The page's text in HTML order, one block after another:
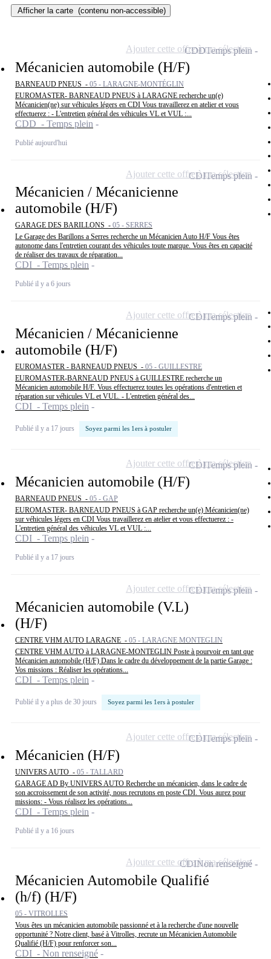
Afficher la carte (contenu non-accessible)
Mécanicien automobile (H/F)
BARNEAUD PNEUS - 05 - LARAGNE-MONTÉGLIN
EUROMASTER- BARNEAUD PNEUS à LARAGNE recherche un(e)
Mécanicien(ne) sur véhicules légers en CDI Vous travaillerez en atelier et vous
effectuerez : - L'entretien général des véhicules VL et VUL :...
CDD - Temps plein
Publié aujourd'hui
CDDTemps plein
Ajouter cette offre à ma sélection
Mécanicien / Mécanicienne
automobile (H/F)
GARAGE DES BARILLONS - 05 - SERRES
Le Garage des Barillons a Serres recherche un Mécanicien Auto H/F Vous êtes
autonome dans l'entretien courant des véhicules toute marque. Vous êtes en capacité
de réaliser des travaux de réparation...
CDI - Temps plein
Publié il y a 6 jours
CDITemps plein
Ajouter cette offre à ma sélection
Mécanicien / Mécanicienne
automobile (H/F)
EUROMASTER - BARNEAUD PNEUS - 05 - GUILLESTRE
EUROMASTER-BARNEAUD PNEUS à GUILLESTRE recherche un
Mécanicien automobile H/F. Vous effectuerez toutes les opérations d'entretien et
réparation sur véhicules VL et VUL. - L'entretien général des...
CDI - Temps plein
Publié il y a 17 jours Soyez parmi les 1ers à postuler
CDITemps plein
Ajouter cette offre à ma sélection
Mécanicien automobile (H/F)
BARNEAUD PNEUS - 05 - GAP
EUROMASTER- BARNEAUD PNEUS à GAP recherche un(e) Mécanicien(ne)
sur véhicules légers en CDI Vous travaillerez en atelier et vous effectuerez : -
L'entretien général des véhicules VL et VUL :...
CDI - Temps plein
Publié il y a 17 jours
CDITemps plein
Ajouter cette offre à ma sélection
Mécanicien automobile (V.L)
(H/F)
CENTRE VHM AUTO LARAGNE - 05 - LARAGNE MONTEGLIN
CENTRE VHM AUTO à LARAGNE-MONTEGLIN Poste à pourvoir en tant que
Mécanicien automobile (H/F) Dans le cadre du développement de la partie Garage :
Vos missions : Réaliser les opérations...
CDI - Temps plein
Publié il y a plus de 30 jours Soyez parmi les 1ers à postuler
CDITemps plein
Ajouter cette offre à ma sélection
Mécanicien (H/F)
UNIVERS AUTO - 05 - TALLARD
GARAGE AD By UNIVERS AUTO Recherche un mécanicien, dans le cadre de
son accroissement de son activité, nous recrutons en poste CDI. Vous aurez pour
missions: - Vous réalisez les opérations...
CDI - Temps plein
Publié il y a 16 jours
CDITemps plein
Ajouter cette offre à ma sélection
Mécanicien Automobile Qualifié
(h/f) (H/F)
05 - VITROLLES
Vous êtes un mécanicien automobile passionné et à la recherche d'une nouvelle
opportunité ? Notre client, basé à Vitrolles, recrute un Mécanicien Automobile
Qualifié (H/F) pour renforcer son...
CDI - Non renseigné
CDINon renseigné
Ajouter cette offre à ma sélection